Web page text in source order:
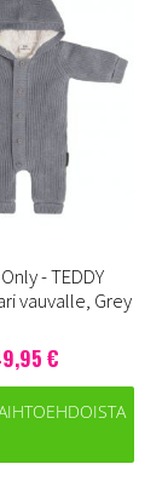
- TEDDY
vauvalle, Grey
€